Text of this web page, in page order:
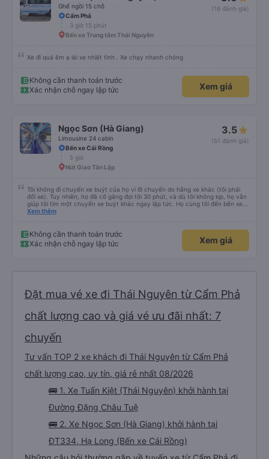
Ghế ngồi 15 chỗ
(16 đánh giá)
Cẩm Phả
3 giờ 15 phút
Bến xe Trung tâm Thái Nguyên
Xe đi quá êm ạ lái xe nhiệt tình . Xe chạy nhanh chóng
Không cần thanh toán trước
Xác nhận chỗ ngay lập tức
Xem giá
Ngọc Sơn (Hà Giang)
Limousine 24 cabin
3.5
(51 đánh giá)
Bến xe Cái Rồng
5 giờ
Nút Giao Tân Lập
Tôi không đi chuyến xe buýt của họ vì lỡ chuyến do hãng xe khác (tôi phải
đổi xe). Tuy nhiên, họ đã cố gắng đợi tôi 30 phút, và dù tôi không kịp, họ vẫn
giúp tôi tìm một chuyến xe buýt khác ngay lập tức. Họ cùng tôi đến bến xe
và chỉ cho tôi tuyến xe. Rất chuyên nghiệp.
Xem thêm
Không cần thanh toán trước
Xác nhận chỗ ngay lập tức
Xem giá
Đặt mua vé xe đi Thái Nguyên từ Cẩm Phả
chất lượng cao và giá vé ưu đãi nhất: 7
chuyến
Tư vấn TOP 2 xe khách đi Thái Nguyên từ Cẩm Phả
chất lượng cao, uy tín, giá rẻ nhất 08/2026
🚌 1. Xe Tuấn Kiệt (Thái Nguyên) khởi hành tại
Đường Đặng Châu Tuệ
🚌 2. Xe Ngọc Sơn (Hà Giang) khởi hành tại
ĐT334, Hạ Long (Bến xe Cái Rồng)